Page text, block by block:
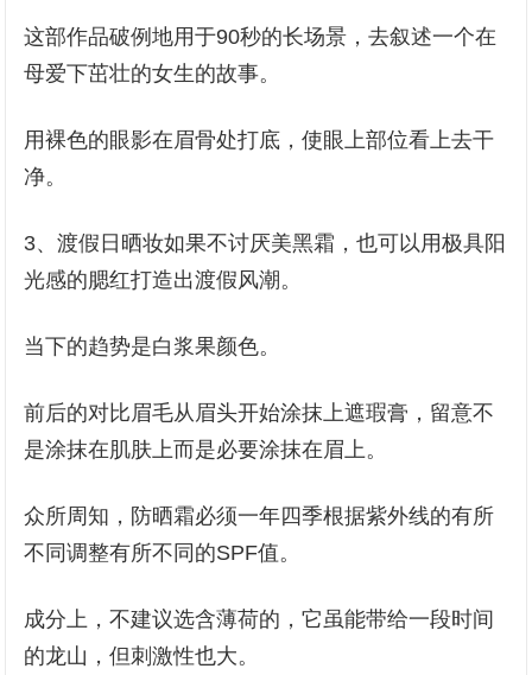
这部作品破例地用于90秒的长场景，去叙述一个在
母爱下茁壮的女生的故事。
用裸色的眼影在眉骨处打底，使眼上部位看上去干
净。
3、渡假日晒妆如果不讨厌美黑霜，也可以用极具阳
光感的腮红打造出渡假风潮。
当下的趋势是白浆果颜色。
前后的对比眉毛从眉头开始涂抹上遮瑕膏，留意不
是涂抹在肌肤上而是必要涂抹在眉上。
众所周知，防晒霜必须一年四季根据紫外线的有所
不同调整有所不同的SPF值。
成分上，不建议选含薄荷的，它虽能带给一段时间
的龙山，但刺激性也大。